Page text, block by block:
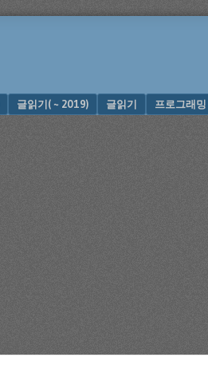
글읽기( ~ 2019) 글읽기 프로그래밍